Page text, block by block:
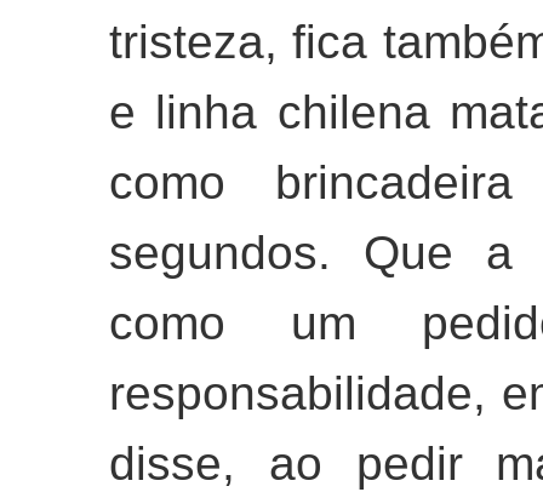
tristeza, fica
e linha chilena
como
segundos. Que
como um
responsabilidade,
disse, ao pedir